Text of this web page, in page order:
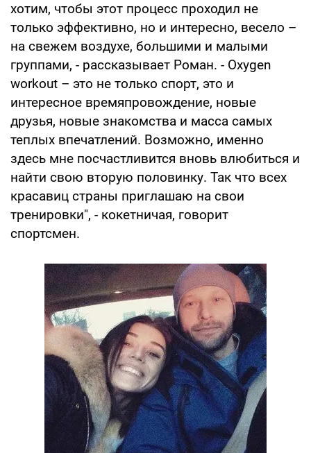
хотим, чтобы этот процесс проходил не
только эффективно, но и интересно, весело –
на свежем воздухе, большими и малыми
группами, - рассказывает Роман. - Oxygen
workout – это не только спорт, это и
интересное времяпровождение, новые
друзья, новые знакомства и масса самых
теплых впечатлений. Возможно, именно
здесь мне посчастливится вновь влюбиться и
найти свою вторую половинку. Так что всех
красавиц страны приглашаю на свои
тренировки", - кокетничая, говорит
спортсмен.